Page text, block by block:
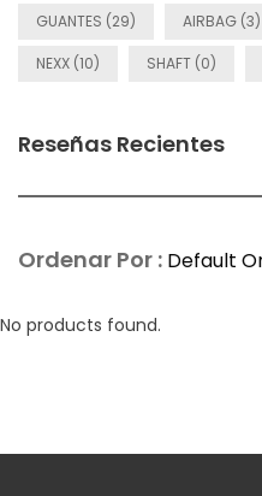
GUANTES (29) AIRBAG (3)
NEXX (10) SHAFT (0)
Reseñas Recientes
Ordenar Por :
No products found.